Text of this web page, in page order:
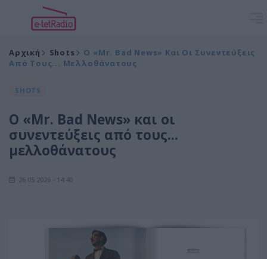
Αρχική Shots
Ο «Mr. Bad News» Και Οι Συνεντεύξεις
Από Τους... Μελλοθάνατους
SHOTS
Ο «Mr. Bad News» και οι
συνεντεύξεις από τους...
μελλοθάνατους
26.05.2026 - 14:40